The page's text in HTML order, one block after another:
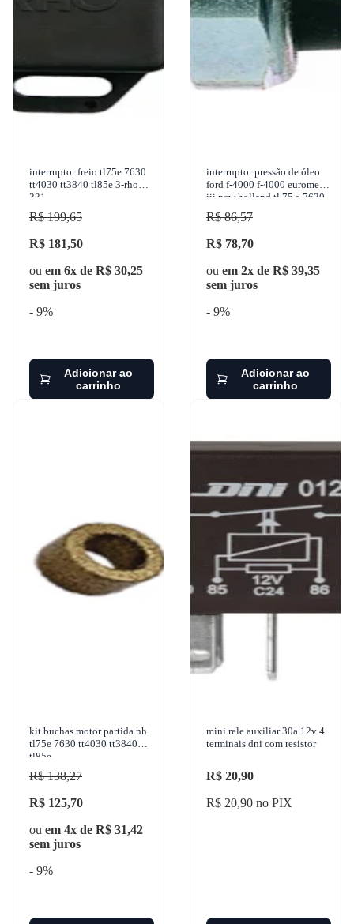
interruptor freio tl75e 7630
tt4030 tt3840 tl85e 3-rho
331
R$ 199,65
R$ 181,50
ou em 6x de R$ 30,25
sem juros
- 9%
Adicionar ao
carrinho
interruptor pressão de óleo
ford f-4000 f-4000 euromec
iii new holland tl 75 e 7630
tt 4030 1942-2011 3-rho -
3340
R$ 86,57
R$ 78,70
ou em 2x de R$ 39,35
sem juros
- 9%
Adicionar ao
carrinho
kit buchas motor partida nh
tl75e 7630 tt4030 tt3840
tl85e
R$ 138,27
R$ 125,70
ou em 4x de R$ 31,42
sem juros
- 9%
mini rele auxiliar 30a 12v 4
terminais dni com resistor
R$ 20,90
R$ 20,90 no PIX